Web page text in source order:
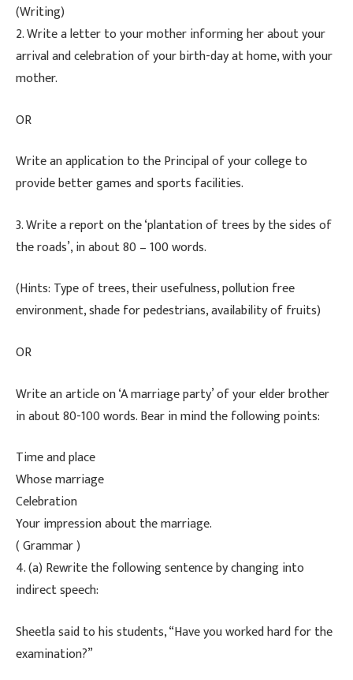
​(Writing)
​2. Write a letter to your mother informing her about your
arrival and celebration of your birth-day at home, with your
mother.
​OR
​Write an application to the Principal of your college to
provide better games and sports facilities.
​3. Write a report on the ‘plantation of trees by the sides of
the roads’, in about 80 – 100 words.
(Hints: Type of trees, their usefulness, pollution free
environment, shade for pedestrians, availability of fruits)
​OR
​Write an article on ‘A marriage party’ of your elder brother
in about 80-100 words. Bear in mind the following points:
​Time and place
​Whose marriage
​Celebration
​Your impression about the marriage.
​( Grammar )
​4. (a) Rewrite the following sentence by changing into
indirect speech:
​Sheetla said to his students, “Have you worked hard for the
examination?”